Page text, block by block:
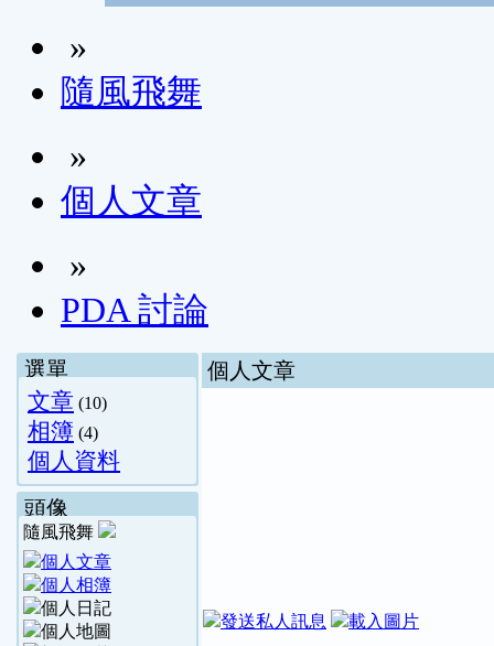
»
隨風飛舞
»
個人文章
»
PDA 討論
選單
文章 (10)
相簿 (4)
個人資料
頭像
隨風飛舞
個人文章